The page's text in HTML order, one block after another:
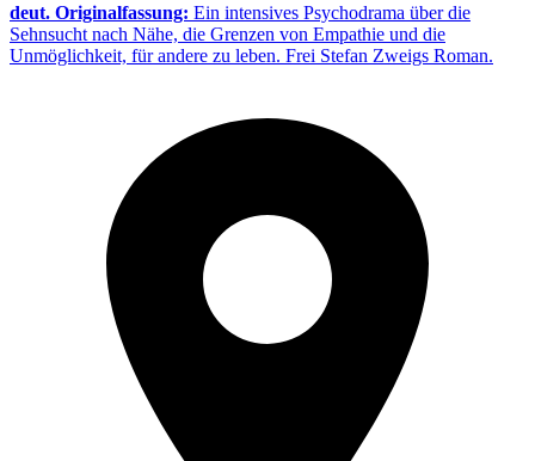
deut. Originalfassung: Ein intensives Psychodrama über die
Sehnsucht nach Nähe, die Grenzen von Empathie und die
Unmöglichkeit, für andere zu leben. Frei Stefan Zweigs Roman.